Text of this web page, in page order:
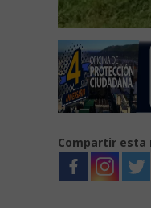
Compartir esta